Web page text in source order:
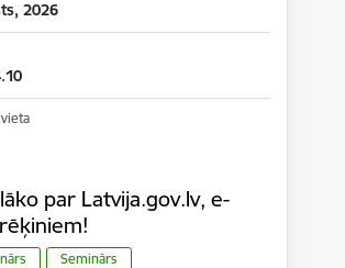
2026
par Latvija.gov.lv, e-
Seminārs